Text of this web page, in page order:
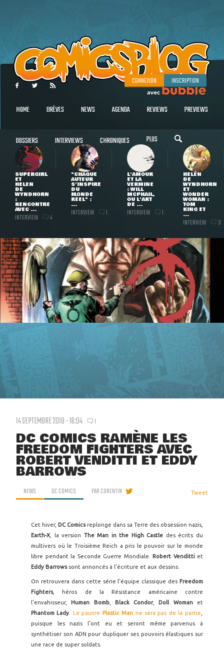
CONNEXION INSCRIPTION
HOME BRÈVES NEWS AGENDA REVIEWS PREVIEWS
DOSSIERS INTERVIEWS CHRONIQUES PLUS
SUPERGIRL
ET
HELEN
DE
WYNDHORN
:
RENCONTRE
AVEC ...
INTERVIEW 4
"CHAQUE
AUTEUR
S'INSPIRE
DU
MONDE
RÉEL" :
...
INTERVIEW 1
L'AMOUR
ET LA
VERMINE
: WILL
MCPHAIL,
OU L'ART
DE ...
INTERVIEW 1
HELEN
DE
WYNDHORN
ET
WONDER
WOMAN :
TOM
KING ET
...
INTERVIEW 3
14 SEPTEMBRE 2018 - 16:04 1
DC COMICS RAMÈNE LES
FREEDOM FIGHTERS AVEC
ROBERT VENDITTI ET EDDY
BARROWS
NEWS DC COMICS PARCORENTIN Tweet
Cet hiver, DC Comicsreplonge dans sa Terre des obsession nazis,
Earth-X , la version The Man in the High Castle des écrits du
multivers où le Troisième Reich a pris le pouvoir sur le monde
libre pendant la Seconde Guerre Mondiale. Robert Vendittiet
Eddy Barrowssont annoncés à l'écriture et aux dessins.
On retrouvera dans cette série l'équipe classique des Freedom
Fighters, héros de la Résistance américaine contre
l'envahisseur, Human Bomb, Black Condor, Doll Womanet
Phantom Lady
Le pauvre Plastic Man ne sera pas de la partie
puisque les nazis l'ont eu et seront même parvenus à
synthétiser son ADN pour dupliquer ses pouvoirs élastiques sur
une race de super soldats.